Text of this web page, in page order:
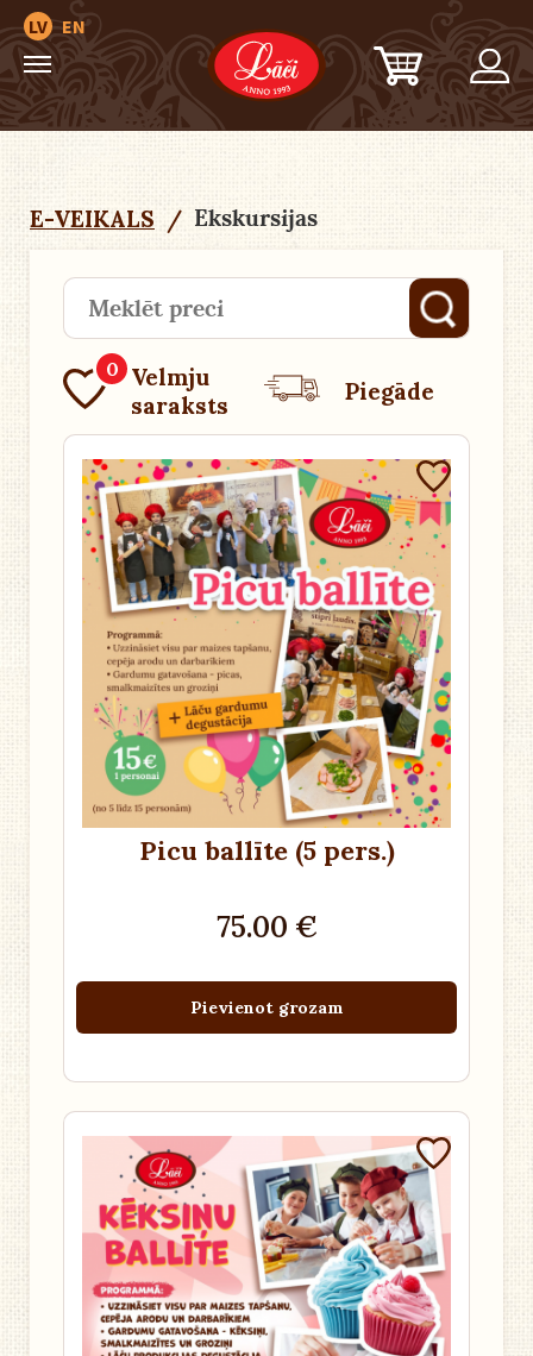
LV EN
E-VEIKALS / Ekskursijas
0 Velmju
saraksts
Piegāde
Picu ballīte (5 pers.)
75.00 €
Pievienot grozam